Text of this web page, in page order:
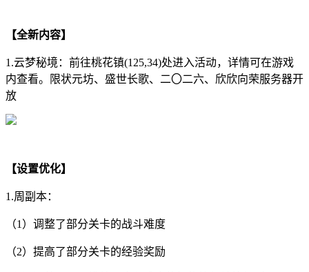
【全新内容】
1.云梦秘境：前往桃花镇(125,34)处进入活动，详情可在游戏
内查看。限状元坊、盛世长歌、二〇二六、欣欣向荣服务器开
放
【设置优化】
1.周副本：
（1）调整了部分关卡的战斗难度
（2）提高了部分关卡的经验奖励